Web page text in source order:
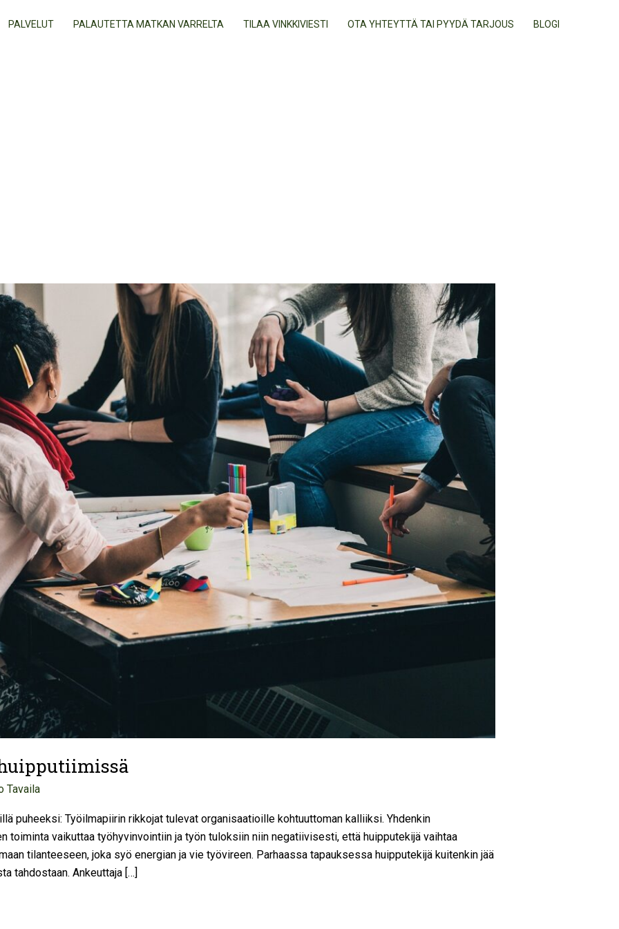
PALVELUT PALAUTETTA MATKAN VARRELTA TILAA VINKKIVIESTI OTA YHTEYTTÄ TAI PYYDÄ TARJOUS BLOGI
Tavaila
puheeksi: Työilmapiirin rikkojat tulevat organisaatioille kohtuuttoman kalliiksi. Yhdenkin
toiminta vaikuttaa työhyvinvointiin ja työn tuloksiin niin negatiivisesti, että huipputekijä vaihtaa
tilanteeseen, joka syö energian ja vie työvireen. Parhaassa tapauksessa huipputekijä kuitenkin jää
tahdostaan. Ankeuttaja […]